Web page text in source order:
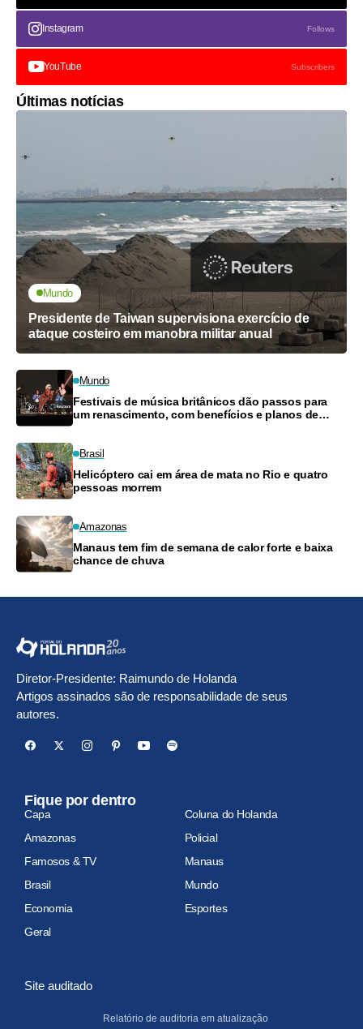
Instagram Follows
YouTube Subscribers
Últimas notícias
Mundo
Presidente de Taiwan supervisiona exercício de
ataque costeiro em manobra militar anual
Mundo
Festivais de música britânicos dão passos para
um renascimento, com benefícios e planos de
Brasil
Helicóptero cai em área de mata no Rio e quatro
pessoas morrem
Amazonas
Manaus tem fim de semana de calor forte e baixa
chance de chuva
Diretor-Presidente: Raimundo de Holanda
Artigos assinados são de responsabilidade de seus
autores.
Fique por dentro
Capa
Coluna do Holanda
Amazonas
Policial
Famosos & TV
Manaus
Brasil
Mundo
Economia
Esportes
Geral
Site auditado
Relatório de auditoria em atualização